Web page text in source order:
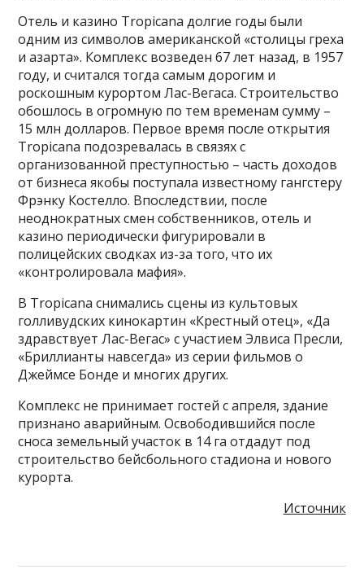
Отель и казино Tropicana долгие годы были
одним из символов американской «столицы греха
и азарта». Комплекс возведен 67 лет назад, в 1957
году, и считался тогда самым дорогим и
роскошным курортом Лас-Вегаса. Строительство
обошлось в огромную по тем временам сумму –
15 млн долларов. Первое время после открытия
Tropicana подозревалась в связях с
организованной преступностью – часть доходов
от бизнеса якобы поступала известному гангстеру
Фрэнку Костелло. Впоследствии, после
неоднократных смен собственников, отель и
казино периодически фигурировали в
полицейских сводках из-за того, что их
«контролировала мафия».
В Tropicana снимались сцены из культовых
голливудских кинокартин «Крестный отец», «Да
здравствует Лас-Вегас» с участием Элвиса Пресли,
«Бриллианты навсегда» из серии фильмов о
Джеймсе Бонде и многих других.
Комплекс не принимает гостей с апреля, здание
признано аварийным. Освободившийся после
сноса земельный участок в 14 га отдадут под
строительство бейсбольного стадиона и нового
курорта.
Источник